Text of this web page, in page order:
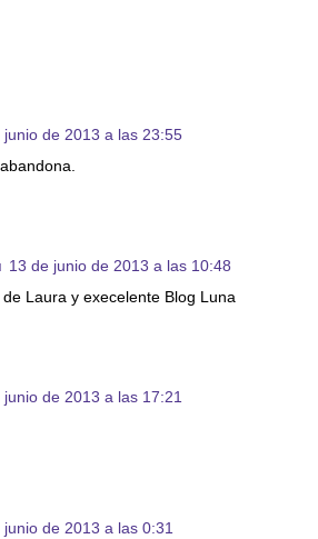
junio de 2013 a las 23:55
13 de junio de 2013 a las 10:48
Laura y execelente Blog Luna
junio de 2013 a las 17:21
junio de 2013 a las 0:31